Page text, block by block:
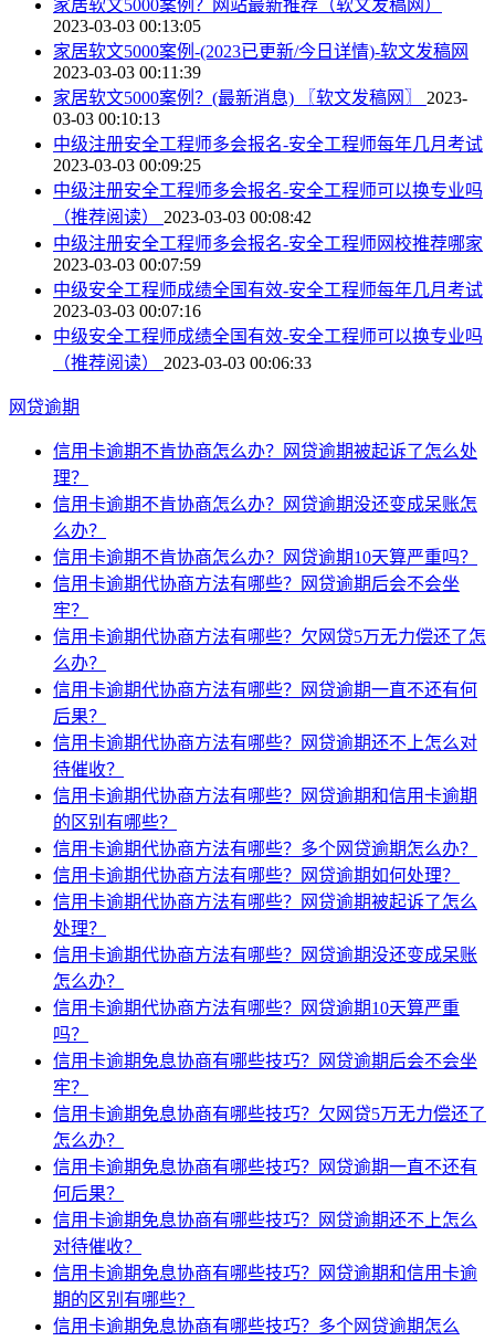
家居软文5000案例？网站最新推荐（软文发稿网）
2023-03-03 00:13:05
家居软文5000案例-(2023已更新/今日详情)-软文发稿网
2023-03-03 00:11:39
家居软文5000案例？(最新消息) 〖软文发稿网〗 2023-
03-03 00:10:13
中级注册安全工程师多会报名-安全工程师每年几月考试
2023-03-03 00:09:25
中级注册安全工程师多会报名-安全工程师可以换专业吗
（推荐阅读） 2023-03-03 00:08:42
中级注册安全工程师多会报名-安全工程师网校推荐哪家
2023-03-03 00:07:59
中级安全工程师成绩全国有效-安全工程师每年几月考试
2023-03-03 00:07:16
中级安全工程师成绩全国有效-安全工程师可以换专业吗
（推荐阅读） 2023-03-03 00:06:33
网贷逾期
信用卡逾期不肯协商怎么办？网贷逾期被起诉了怎么处
理？
信用卡逾期不肯协商怎么办？网贷逾期没还变成呆账怎
么办？
信用卡逾期不肯协商怎么办？网贷逾期10天算严重吗？
信用卡逾期代协商方法有哪些？网贷逾期后会不会坐
牢？
信用卡逾期代协商方法有哪些？欠网贷5万无力偿还了怎
么办？
信用卡逾期代协商方法有哪些？网贷逾期一直不还有何
后果？
信用卡逾期代协商方法有哪些？网贷逾期还不上怎么对
待催收？
信用卡逾期代协商方法有哪些？网贷逾期和信用卡逾期
的区别有哪些？
信用卡逾期代协商方法有哪些？多个网贷逾期怎么办？
信用卡逾期代协商方法有哪些？网贷逾期如何处理？
信用卡逾期代协商方法有哪些？网贷逾期被起诉了怎么
处理？
信用卡逾期代协商方法有哪些？网贷逾期没还变成呆账
怎么办？
信用卡逾期代协商方法有哪些？网贷逾期10天算严重
吗？
信用卡逾期免息协商有哪些技巧？网贷逾期后会不会坐
牢？
信用卡逾期免息协商有哪些技巧？欠网贷5万无力偿还了
怎么办？
信用卡逾期免息协商有哪些技巧？网贷逾期一直不还有
何后果？
信用卡逾期免息协商有哪些技巧？网贷逾期还不上怎么
对待催收？
信用卡逾期免息协商有哪些技巧？网贷逾期和信用卡逾
期的区别有哪些？
信用卡逾期免息协商有哪些技巧？多个网贷逾期怎么